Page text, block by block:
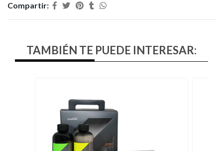
Compartir:
TAMBIÉN TE PUEDE INTERESAR: